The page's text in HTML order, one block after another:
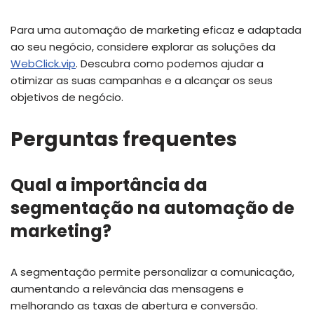
Para uma automação de marketing eficaz e adaptada
ao seu negócio, considere explorar as soluções da
WebClick.vip. Descubra como podemos ajudar a
otimizar as suas campanhas e a alcançar os seus
objetivos de negócio.
Perguntas frequentes
Qual a importância da
segmentação na automação de
marketing?
A segmentação permite personalizar a comunicação,
aumentando a relevância das mensagens e
melhorando as taxas de abertura e conversão.